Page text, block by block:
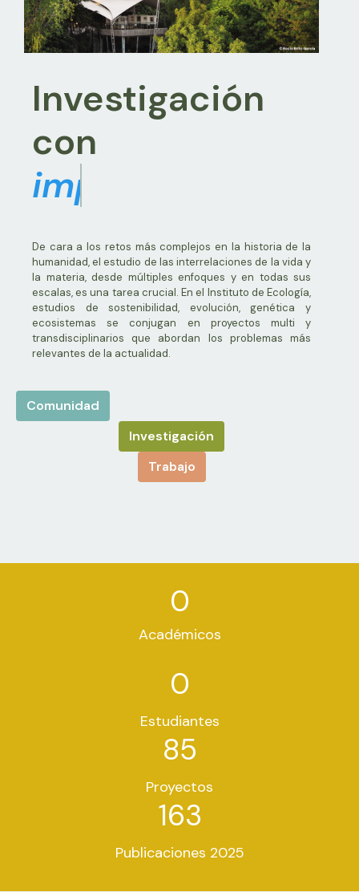
Investigación
con
liderazgo
De cara a los retos más complejos en la historia de la
humanidad, el estudio de las interrelaciones de la vida y
la materia, desde múltiples enfoques y en todas sus
escalas, es una tarea crucial. En el Instituto de Ecología,
estudios de sostenibilidad, evolución, genética y
ecosistemas se conjugan en proyectos multi y
transdisciplinarios que abordan los problemas más
relevantes de la actualidad.
Comunidad
Investigación
Trabajo
0
Académicos
0
Estudiantes
85
Proyectos
163
Publicaciones 2025